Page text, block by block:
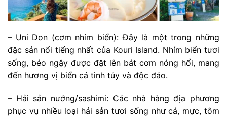
– Uni Don (cơm nhím biển): Đây là một trong những
đặc sản nổi tiếng nhất của Kouri Island. Nhím biển tươi
sống, béo ngậy được đặt lên bát cơm nóng hổi, mang
đến hương vị biển cả tinh túy và độc đáo.
– Hải sản nướng/sashimi: Các nhà hàng địa phương
phục vụ nhiều loại hải sản tươi sống như cá, mực, tôm